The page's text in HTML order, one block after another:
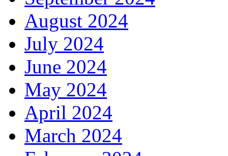
August 2024
July 2024
June 2024
May 2024
April 2024
March 2024